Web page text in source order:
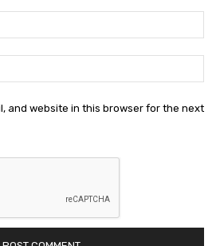
and website in this browser for the next